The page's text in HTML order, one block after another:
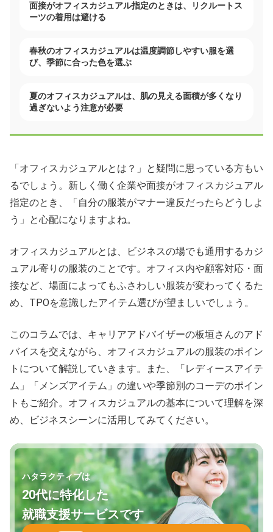
面接がオフィスカジュアル指定のときは、リクルートス
ーツの着用は避ける
春秋のオフィスカジュアルは温度調節しやすい服を選
び、季節に合った色を選ぶ
夏のオフィスカジュアルは、肌の見える面積が多くなり
過ぎないよう注意が必要
「オフィスカジュアルとは？」と疑問に思っている方もい
るでしょう。新しく働く企業や面接がオフィスカジュアル
指定のとき、「自分の服装がマナー違反だったらどうしよ
う」と心配になりますよね。
オフィスカジュアルとは、ビジネスの場でも通用するカジ
ュアル寄りの服装のことです。オフィス内や顧客対応・面
接など、場面によってもふさわしい服装が変わってくるた
め、TPOを意識したアイテム選びが望ましいでしょう。
このコラムでは、キャリアアドバイザーの板垣さんのアド
バイスを交えながら、オフィスカジュアルの服装のポイン
トについて解説していきます。また、「レディースアイテ
ム」「メンズアイテム」の違いや季節別のコーデのポイン
トもご紹介。オフィスカジュアルの基本について理解を深
め、ビジネスシーンに活用してみてください。
ハタラクティブは
20代に特化した
就職支援サービスです